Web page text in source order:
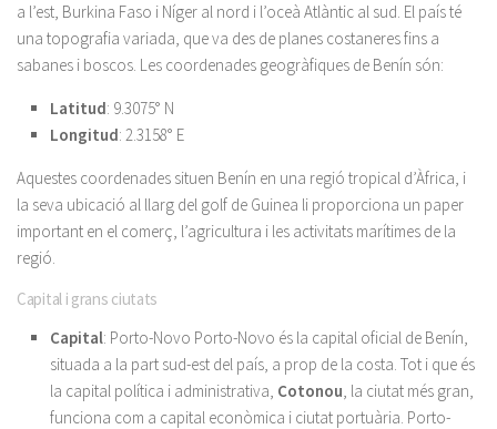
a l’est, Burkina Faso i Níger al nord i l’oceà Atlàntic al sud. El país té
una topografia variada, que va des de planes costaneres fins a
sabanes i boscos. Les coordenades geogràfiques de Benín són:
Latitud: 9.3075° N
Longitud: 2.3158° E
Aquestes coordenades situen Benín en una regió tropical d’Àfrica, i
la seva ubicació al llarg del golf de Guinea li proporciona un paper
important en el comerç, l’agricultura i les activitats marítimes de la
regió.
Capital i grans ciutats
Capital: Porto-Novo Porto-Novo és la capital oficial de Benín,
situada a la part sud-est del país, a prop de la costa. Tot i que és
la capital política i administrativa, Cotonou, la ciutat més gran,
funciona com a capital econòmica i ciutat portuària. Porto-